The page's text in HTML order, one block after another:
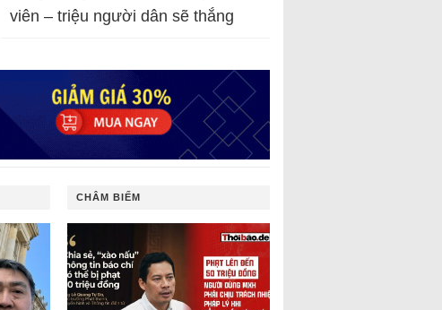
viên – triệu người dân sẽ thắng
CHÂM BIẾM